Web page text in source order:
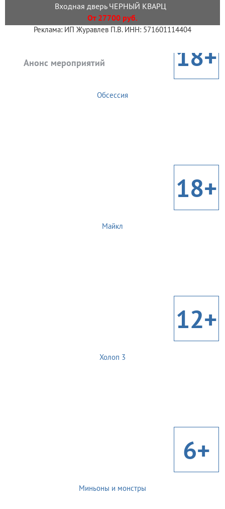
Входная дверь ЧЕРНЫЙ КВАРЦ
От 27700 руб.
Реклама: ИП Журавлев П.В. ИНН: 571601114404
Анонс мероприятий 18+
Обсессия
18+
Майкл
12+
Холоп 3
6+
Миньоны и монстры